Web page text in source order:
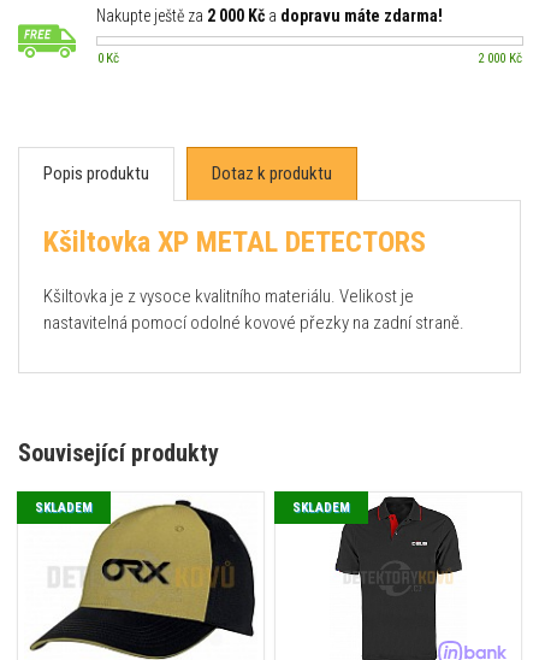
Nakupte ještě za 2 000 Kč a dopravu máte zdarma!
0 Kč 2 000 Kč
Popis produktu Dotaz k produktu
Kšiltovka XP METAL DETECTORS
Kšiltovka je z vysoce kvalitního materiálu. Velikost je
nastavitelná pomocí odolné kovové přezky na zadní straně.
Související produkty
SKLADEM SKLADEM